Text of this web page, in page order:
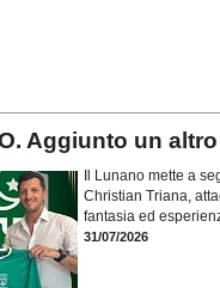
Aggiunto un
Il Lunano mette a
Christian Triana,
fantasia ed
31/07/2026